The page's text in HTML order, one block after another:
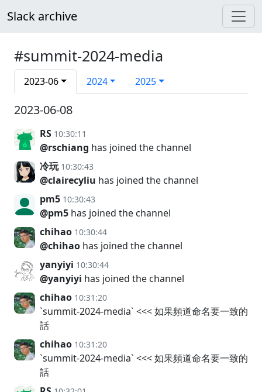
Slack archive
#summit-2024-media
2023-06 2024 2025
2023-06-08
RS 10:30:11
@rschiang has joined the channel
冷玩 10:30:43
@clairecyliu has joined the channel
pm5 10:30:43
@pm5 has joined the channel
chihao 10:30:44
@chihao has joined the channel
yanyiyi 10:30:44
@yanyiyi has joined the channel
chihao 10:31:20
`summit-2024-media` <<< 如果頻道命名要一致的
話
chihao 10:31:20
`summit-2024-media` <<< 如果頻道命名要一致的
話